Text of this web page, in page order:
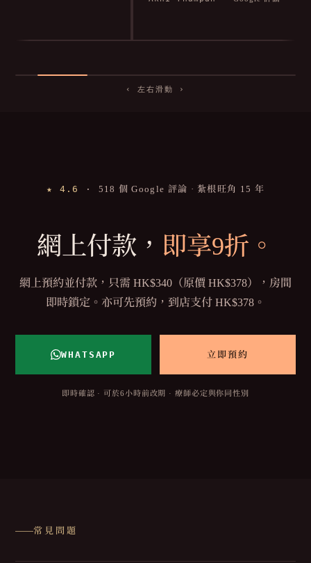
‹ 左右滑動 ›
★ 4.6 · 518 個 Google 評論 · 紮根旺角 15 年
網上付款， 即享9折。
網上預約並付款，只需 HK$340（原價 HK$378），房間
即時鎖定。亦可先預約，到店支付 HK$378。
WHATSAPP 立即預約
即時確認 · 可於6小時前改期 · 療師必定與你同性別
常見問題